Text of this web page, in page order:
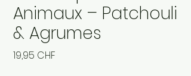
Animaux – Patchouli
& Agrumes
19,95 CHF